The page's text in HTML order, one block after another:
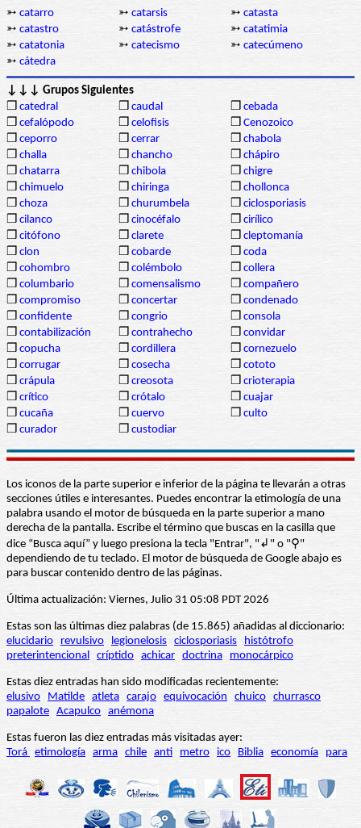
➳ catarro ➳ catarsis ➳ catasta
➳ catastro ➳ catástrofe ➳ catatimia
➳ catatonia ➳ catecismo ➳ catecúmeno
➳ cátedra
↓↓↓ Grupos Siguientes
❒ catedral ❒ caudal ❒ cebada
❒ cefalópodo ❒ celofisis ❒ Cenozoico
❒ ceporro ❒ cerrar ❒ chabola
❒ challa ❒ chancho ❒ chápiro
❒ chatarra ❒ chibola ❒ chigre
❒ chimuelo ❒ chiringa ❒ chollonca
❒ choza ❒ churumbela ❒ ciclosporiasis
❒ cilanco ❒ cinocéfalo ❒ cirílico
❒ citófono ❒ clarete ❒ cleptomanía
❒ clon ❒ cobarde ❒ coda
❒ cohombro ❒ colémbolo ❒ collera
❒ columbario ❒ comensalismo ❒ compañero
❒ compromiso ❒ concertar ❒ condenado
❒ confidente ❒ congrio ❒ consola
❒ contabilización ❒ contrahecho ❒ convidar
❒ copucha ❒ cordillera ❒ cornezuelo
❒ corrugar ❒ cosecha ❒ cototo
❒ crápula ❒ creosota ❒ crioterapia
❒ crítico ❒ crótalo ❒ cuajar
❒ cucaña ❒ cuervo ❒ culto
❒ curador ❒ custodiar
Los iconos de la parte superior e inferior de la página te llevarán a otras
secciones útiles e interesantes. Puedes encontrar la etimología de una
palabra usando el motor de búsqueda en la parte superior a mano
derecha de la pantalla. Escribe el término que buscas en la casilla que
dice “Busca aquí” y luego presiona la tecla "Entrar", "↲" o "⚲"
dependiendo de tu teclado. El motor de búsqueda de Google abajo es
para buscar contenido dentro de las páginas.
Última actualización: Viernes, Julio 31 05:08 PDT 2026
Estas son las últimas diez palabras (de 15.865) añadidas al diccionario:
elucidario
revulsivo legionelosis ciclosporiasis
histótrofo
preterintencional críptido achicar doctrina monocárpico
Estas diez entradas han sido modificadas recientemente:
elusivo
Matilde atleta carajo equivocación chuico churrasco
papalote Acapulco anémona
Estas fueron las diez entradas más visitadas ayer:
Torá etimología arma chile anti metro ico Biblia economía para